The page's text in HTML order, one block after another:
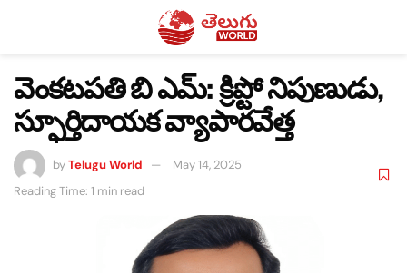
వెంకటపతి బి ఎమ్: క్రిప్టో నిపుణుడు,
స్ఫూర్తిదాయక వ్యాపారవేత్త
byTelugu World
May 14, 2025
Reading Time: 1 min read